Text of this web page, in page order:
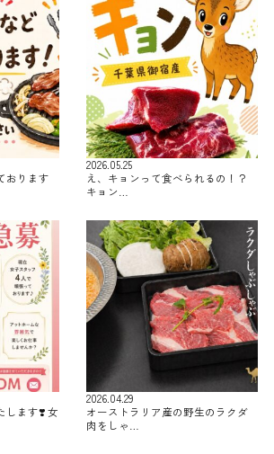
おります
2026.05.25
え、キョンって食べられるの！？
キョン…
します❣️ 女
2026.04.29
オーストラリア産の野生のラクダ
肉をしゃ…